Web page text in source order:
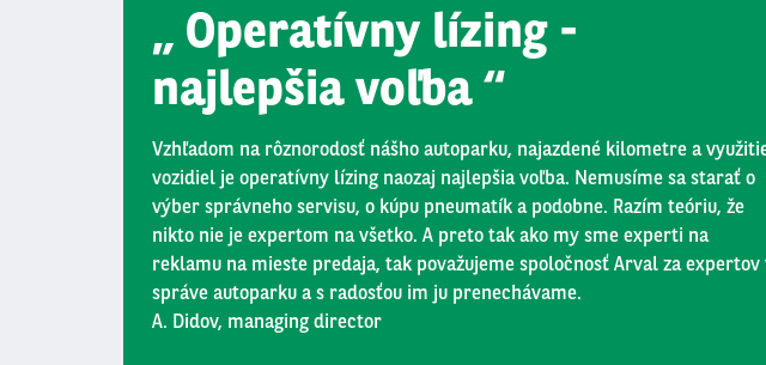
Podnikatelia
Offer Type
(field_offer_type)
Operátor
Je jeden z
×
Offer LTR
Operatívny lízing -
najlepšia voľba
Vzhľadom na rôznorodosť nášho autoparku, najazdené kilometre a
vozidiel je operatívny lízing naozaj najlepšia voľba. Nemusíme sa starať o
výber správneho servisu, o kúpu pneumatík a podobne. Razím teóriu, že
nikto nie je expertom na všetko. A preto tak ako my sme experti na
reklamu na mieste predaja, tak považujeme spoločnosť Arval za expertov
správe autoparku a s radosťou im ju prenechávame.
A. Didov, managing director